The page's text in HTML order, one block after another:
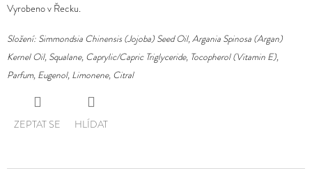
Vyrobeno v Řecku.
Složení: Simmondsia Chinensis (Jojoba) Seed Oil, Argania Spinosa (Argan)
Kernel Oil, Squalane, Caprylic/Capric Triglyceride, Tocopherol (Vitamin E),
Parfum, Eugenol, Limonene, Citral
ZEPTAT SE HLÍDAT